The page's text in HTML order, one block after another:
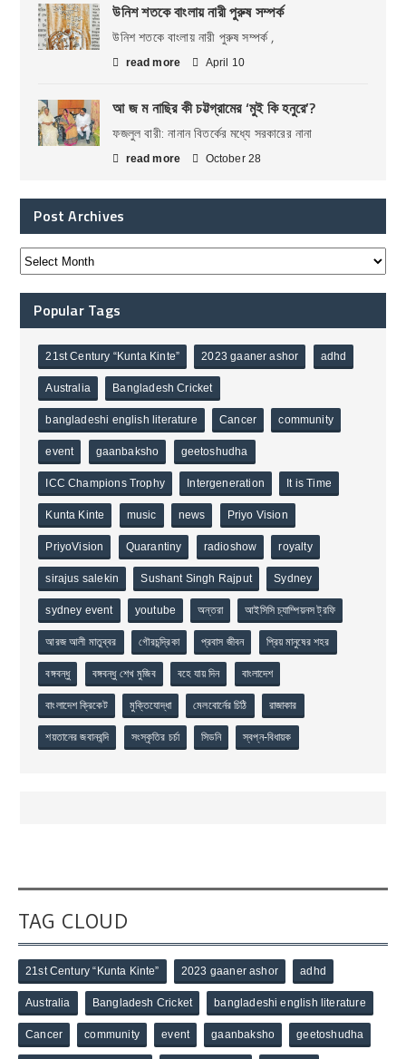
উনিশ শতকে বাংলায় নারী পুরুষ সম্পর্ক
উনিশ শতকে বাংলায় নারী পুরুষ সম্পর্ক ,
read more April 10
আ জ ম নাছির কী চট্টগ্রামের ‘মুই কি হনুরে’?
ফজলুল বারী: নানান বিতর্কের মধ্যে সরকারের নানা
read more October 28
Post Archives
Popular Tags
21st Century “Kunta Kinte” 2023 gaaner ashor adhd
Australia Bangladesh Cricket
bangladeshi english literature Cancer community
event gaanbaksho geetoshudha
ICC Champions Trophy Intergeneration It is Time
Kunta Kinte music news Priyo Vision
PriyoVision Quarantiny radioshow royalty
sirajus salekin Sushant Singh Rajput Sydney
sydney event youtube অন্তরা আইসিসি চ্যাম্পিয়নস ট্রফি
আরজ আলী মাতুব্বর গৌরচন্দ্রিকা প্রবাস জীবন প্রিয় মানুষের শহর
বঙ্গবন্ধু বঙ্গবন্ধু শেখ মুজিব বহে যায় দিন বাংলাদেশ
বাংলাদেশ ক্রিকেট মুক্তিযোদ্ধা মেলবোর্নের চিঠি রাজাকার
শয়তানের জবানবন্দি সংস্কৃতির চর্চা সিডনি স্বপ্ন-বিধায়ক
TAG CLOUD
21st Century “Kunta Kinte” 2023 gaaner ashor adhd
Australia Bangladesh Cricket bangladeshi english literature
Cancer community event gaanbaksho geetoshudha